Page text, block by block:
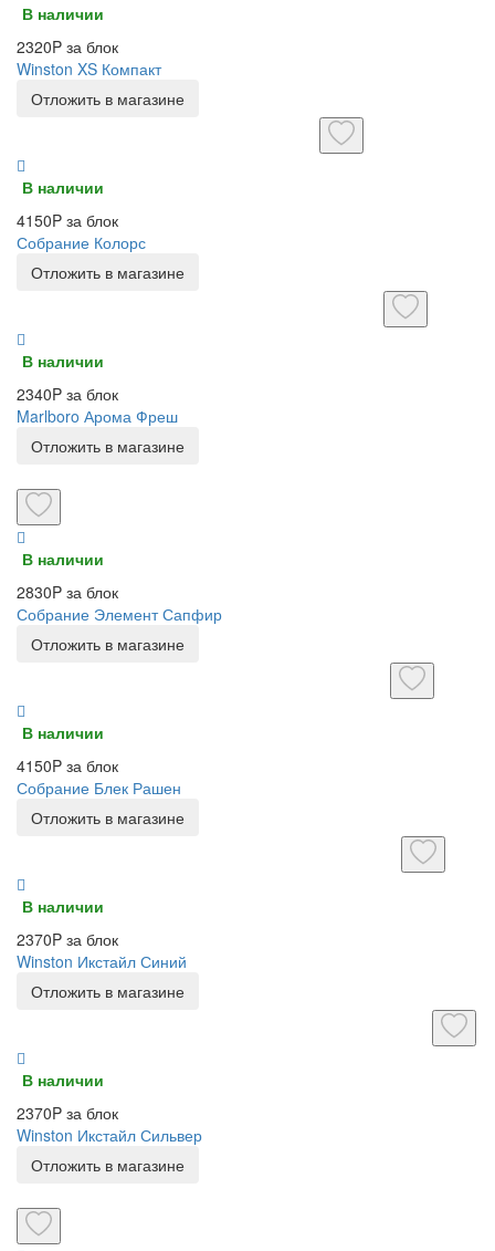
В наличии
2320P за блок
Winston XS Компакт
Отложить в магазине
В наличии
4150P за блок
Собрание Колорс
Отложить в магазине
В наличии
2340P за блок
Marlboro Арома Фреш
Отложить в магазине
В наличии
2830P за блок
Собрание Элемент Сапфир
Отложить в магазине
В наличии
4150P за блок
Собрание Блек Рашен
Отложить в магазине
В наличии
2370P за блок
Winston Икстайл Синий
Отложить в магазине
В наличии
2370P за блок
Winston Икстайл Сильвер
Отложить в магазине